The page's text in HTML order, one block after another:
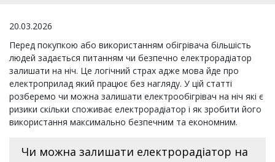
20.03.2026
Перед покупкою або використанням обігрівача більшість
людей задається питанням чи безпечно електрорадіатор
залишати на ніч. Це логічний страх адже мова йде про
електроприлад який працює без нагляду. У цій статті
розберемо чи можна залишати електрообігрівач на ніч які є
ризики скільки споживає електрорадіатор і як зробити його
використання максимально безпечним та економним.
Чи можна залишати електрорадіатор на